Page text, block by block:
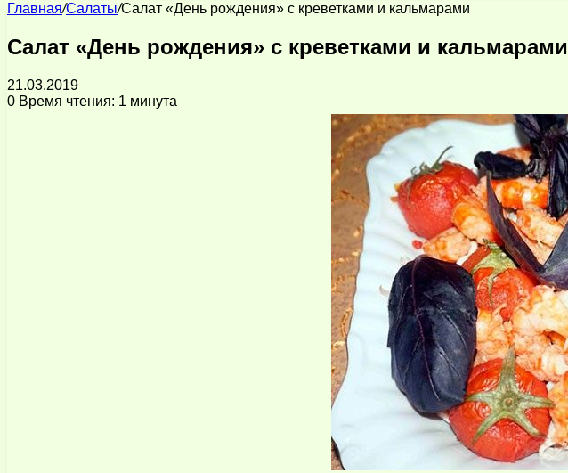
Главная/Салаты/Салат «День рождения» с креветками и кальмарами
Салат «День рождения» с креветками и кальмарами
21.03.2019
0 Время чтения: 1 минута